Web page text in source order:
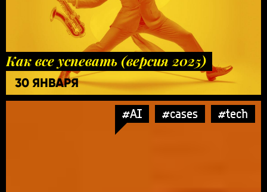
Как все успевать (версия 2025)
30 ЯНВАРЯ
#AI #cases #tech